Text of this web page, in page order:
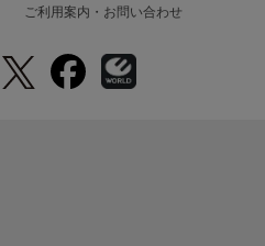
ご利用案内・お問い合わせ